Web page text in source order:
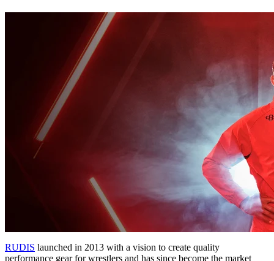
RUDIS launched in 2013 with a vision to create quality
performance gear for wrestlers and has since become the market